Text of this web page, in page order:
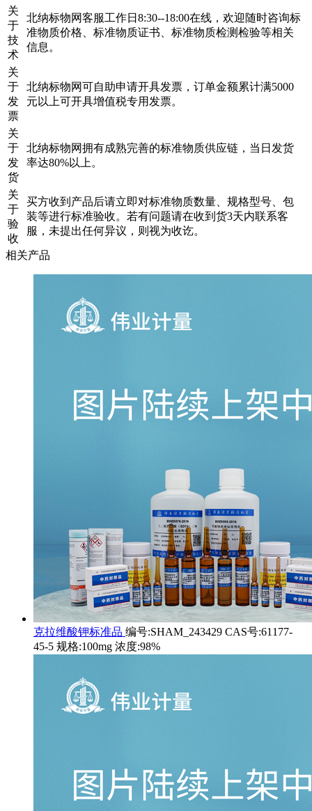
关
于
技
术
北纳标物网客服工作日8:30--18:00在线，欢迎随时咨询标
准物质价格、标准物质证书、标准物质检测检验等相关
信息。
关
于
发
票
北纳标物网可自助申请开具发票，订单金额累计满5000
元以上可开具增值税专用发票。
关
于
发
货
北纳标物网拥有成熟完善的标准物质供应链，当日发货
率达80%以上。
关
于
验
收
买方收到产品后请立即对标准物质数量、规格型号、包
装等进行标准验收。若有问题请在收到货3天内联系客
服，未提出任何异议，则视为收讫。
相关产品
克拉维酸钾标准品 编号:SHAM_243429 CAS号:61177-
45-5 规格:100mg 浓度:98%